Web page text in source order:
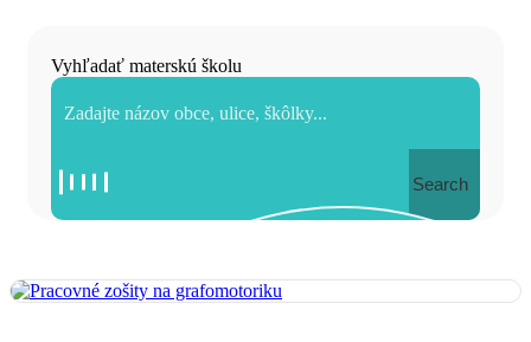
Vyhľadať materskú školu
Search